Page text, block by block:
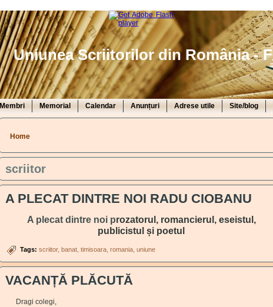
Uniunea Scriitorilor din România -
Membri Memorial Calendar Anunțuri Adrese utile Site/blog
You are here
Home
scriitor
A PLECAT DINTRE NOI RADU CIOBANU
A plecat dintre noi prozatorul, romancierul, eseistul,
publicistul și poetul
Tags: scriitor banat timisoara romania uniune
VACANȚĂ PLĂCUTĂ
Dragi colegi,